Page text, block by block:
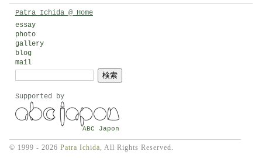
イ
Patra Ichida @ Home
essay
photo
gallery
blog
mail
Supported by
ABC Japon
© 1999 - 2026 Patra Ichida, All Rights Reserved.